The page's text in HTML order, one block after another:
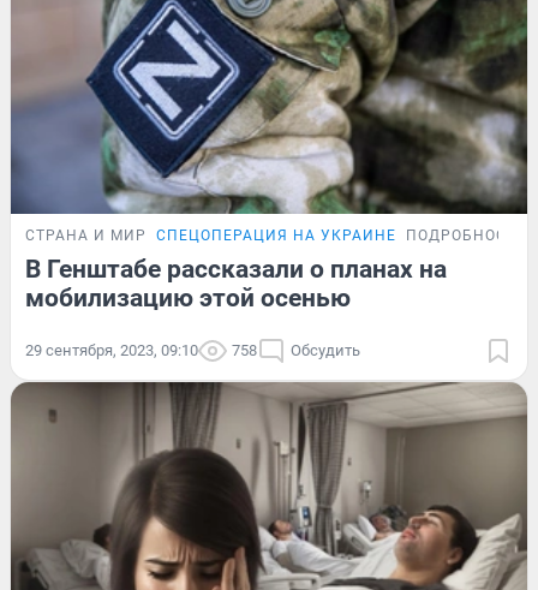
СТРАНА И МИР СПЕЦОПЕРАЦИЯ НА УКРАИНЕ ПОДРОБНОСТИ
В Генштабе рассказали о планах на
мобилизацию этой осенью
29 сентября, 2023, 09:10 758 Обсудить